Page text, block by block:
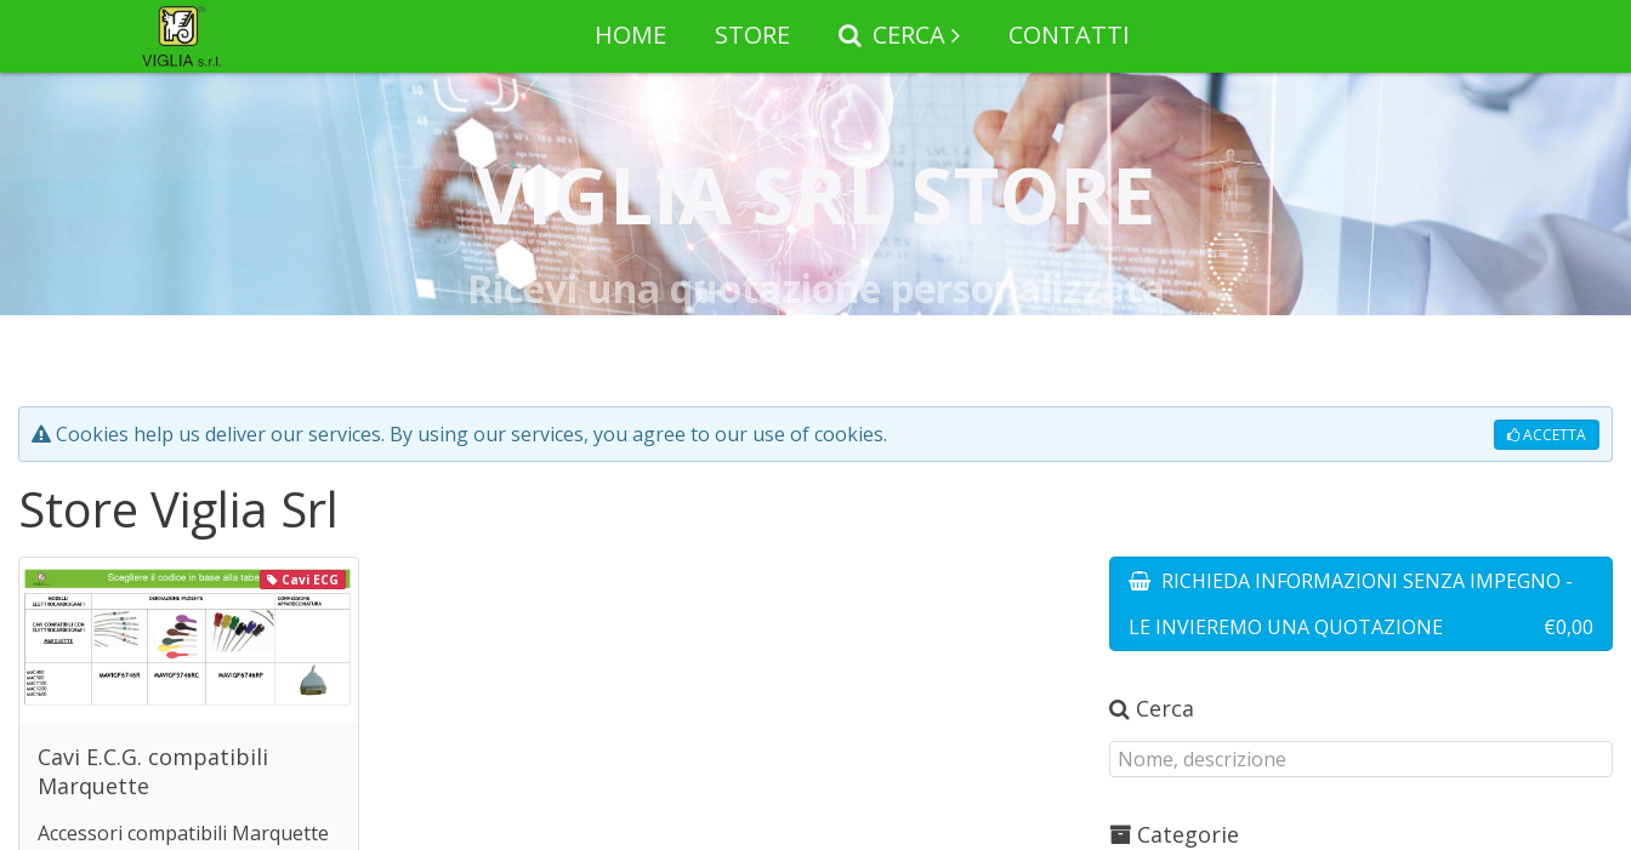
HOME STORE CERCA CONTATTI
VIGLIA SRL STORE
Ricevi una quotazione personalizzata
ACCETTA
Cookies help us deliver our services. By using our services, you agree to our use of cookies.
Store Viglia Srl
Cavi ECG
Cavi E.C.G. compatibili
Marquette
Accessori compatibili Marquette
RICHIEDA INFORMAZIONI SENZA IMPEGNO -
LE INVIEREMO UNA QUOTAZIONE
€0,00
Cerca
Categorie